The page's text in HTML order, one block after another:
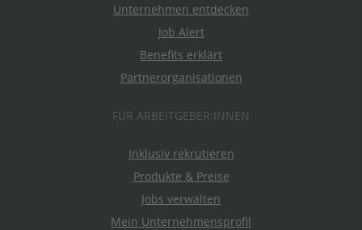
Unternehmen entdecken
Job Alert
Benefits erklärt
Partnerorganisationen
FÜR ARBEITGEBER:INNEN
Inklusiv rekrutieren
Produkte & Preise
Jobs verwalten
Mein Unternehmensprofil